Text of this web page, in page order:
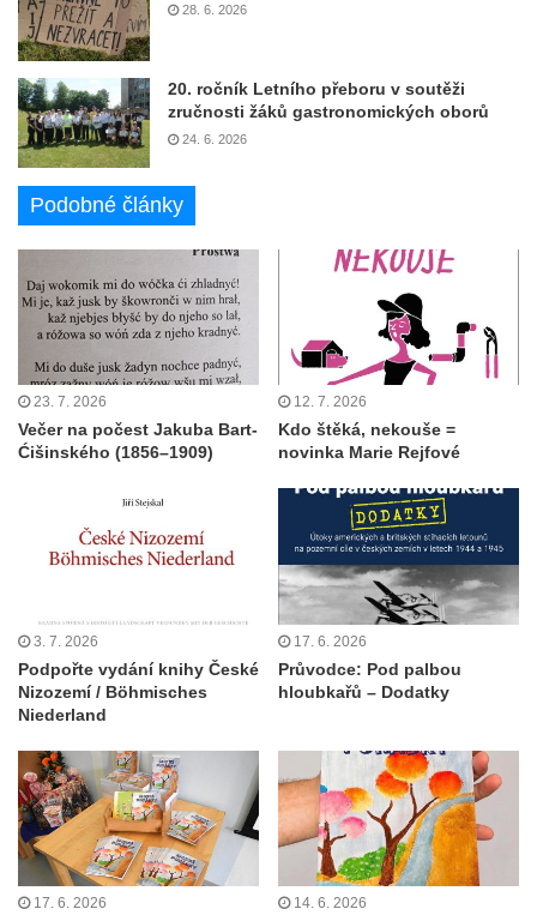
28. 6. 2026
20. ročník Letního přeboru v soutěži
zručnosti žáků gastronomických oborů
24. 6. 2026
Podobné články
23. 7. 2026
Večer na počest Jakuba Bart-
Ćišinského (1856–1909)
12. 7. 2026
Kdo štěká, nekouše =
novinka Marie Rejfové
3. 7. 2026
Podpořte vydání knihy České
Nizozemí / Böhmisches
Niederland
17. 6. 2026
Průvodce: Pod palbou
hloubkařů – Dodatky
17. 6. 2026 14. 6. 2026